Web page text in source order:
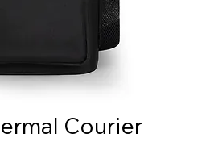
Courier